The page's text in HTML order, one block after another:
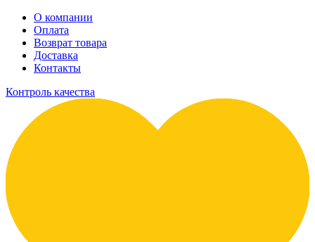
О компании
Оплата
Возврат товара
Доставка
Контакты
Контроль качества